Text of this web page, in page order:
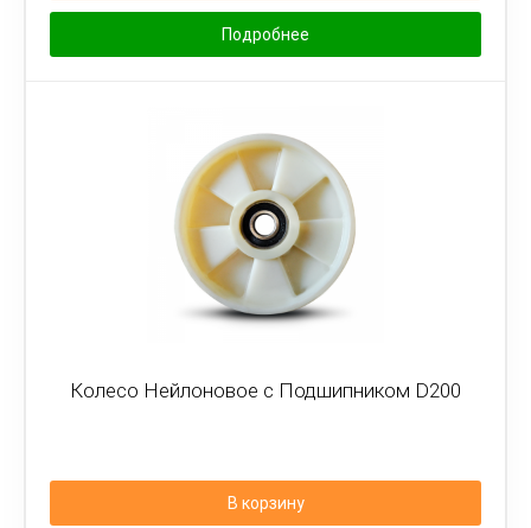
Подробнее
Колесо Нейлоновое с Подшипником D200
В корзину